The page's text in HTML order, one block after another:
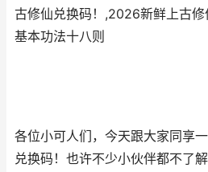
古修仙兑换码！,2026新鲜上古
基本功法十八则
各位小可人们，今天跟大家同享
兑换码！也许不少小伙伴都不了